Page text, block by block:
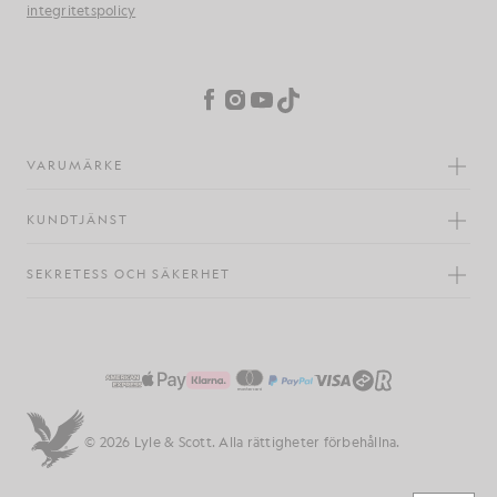
integritetspolicy
Facebook
Instagram
YouTube
TikTok
VARUMÄRKE
KUNDTJÄNST
SEKRETESS OCH SÄKERHET
© 2026 Lyle & Scott. Alla rättigheter förbehållna.